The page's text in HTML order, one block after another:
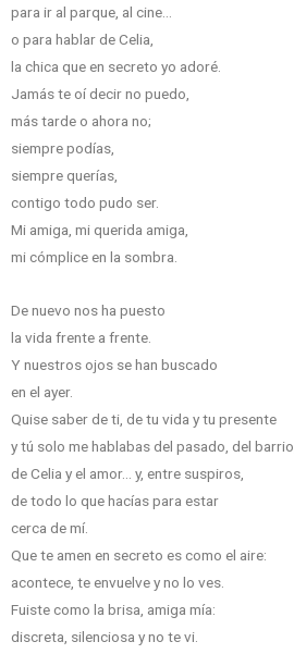
para ir al parque, al cine…
o para hablar de Celia,
la chica que en secreto yo adoré.
Jamás te oí decir no puedo,
más tarde o ahora no;
siempre podías,
siempre querías,
contigo todo pudo ser.
Mi amiga, mi querida amiga,
mi cómplice en la sombra.
De nuevo nos ha puesto
la vida frente a frente.
Y nuestros ojos se han buscado
en el ayer.
Quise saber de ti, de tu vida y tu presente
y tú solo me hablabas del pasado, del barrio,
de Celia y el amor… y, entre suspiros,
de todo lo que hacías para estar
cerca de mí.
Que te amen en secreto es como el aire:
acontece, te envuelve y no lo ves.
Fuiste como la brisa, amiga mía:
discreta, silenciosa y no te vi.